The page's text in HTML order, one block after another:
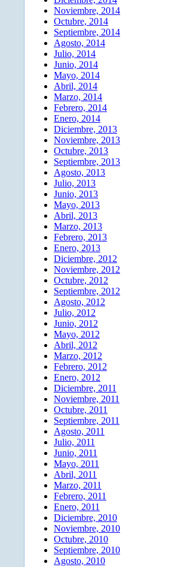
Noviembre, 2014
Octubre, 2014
Septiembre, 2014
Agosto, 2014
Julio, 2014
Junio, 2014
Mayo, 2014
Abril, 2014
Marzo, 2014
Febrero, 2014
Enero, 2014
Diciembre, 2013
Noviembre, 2013
Octubre, 2013
Septiembre, 2013
Agosto, 2013
Julio, 2013
Junio, 2013
Mayo, 2013
Abril, 2013
Marzo, 2013
Febrero, 2013
Enero, 2013
Diciembre, 2012
Noviembre, 2012
Octubre, 2012
Septiembre, 2012
Agosto, 2012
Julio, 2012
Junio, 2012
Mayo, 2012
Abril, 2012
Marzo, 2012
Febrero, 2012
Enero, 2012
Diciembre, 2011
Noviembre, 2011
Octubre, 2011
Septiembre, 2011
Agosto, 2011
Julio, 2011
Junio, 2011
Mayo, 2011
Abril, 2011
Marzo, 2011
Febrero, 2011
Enero, 2011
Diciembre, 2010
Noviembre, 2010
Octubre, 2010
Septiembre, 2010
Agosto, 2010